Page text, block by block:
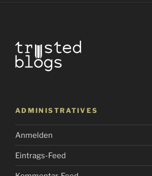
ADMINISTRATIVES
Anmelden
Eintrags-Feed